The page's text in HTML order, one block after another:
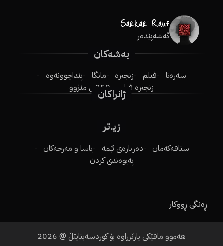
گەشەپێدەر
بەشەکان
سەرەتا فیلم زنجیرە مانگا
پێداچوونەوە
زنجیرە فیلم
250ـی مێژوو
ژانراکان
زیاتر
ستافەکەمان دەربارەی ئێمە
یاسا و مەرجەکان
پەیوەندی کردن
ڕەنگی ڕووکار
هەموو مافێکی پارێزراوە بۆ کوردسەبتایتڵ @ 2026